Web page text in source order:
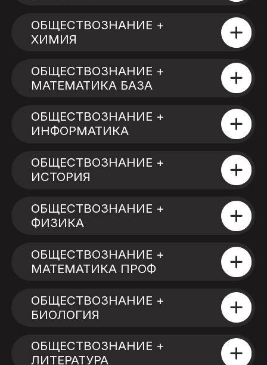
ИНФОРМАТИКА
МАТЕМАТИКА БАЗА
ОБЩЕСТВОЗНАНИЕ +
ФИЗИКА
ОБЩЕСТВОЗНАНИЕ +
БИОЛОГИЯ
ОБЩЕСТВОЗНАНИЕ +
МАТЕМАТИКА ПРОФ
Не нашел свой набор? Напиши,
НАПИСАТЬ